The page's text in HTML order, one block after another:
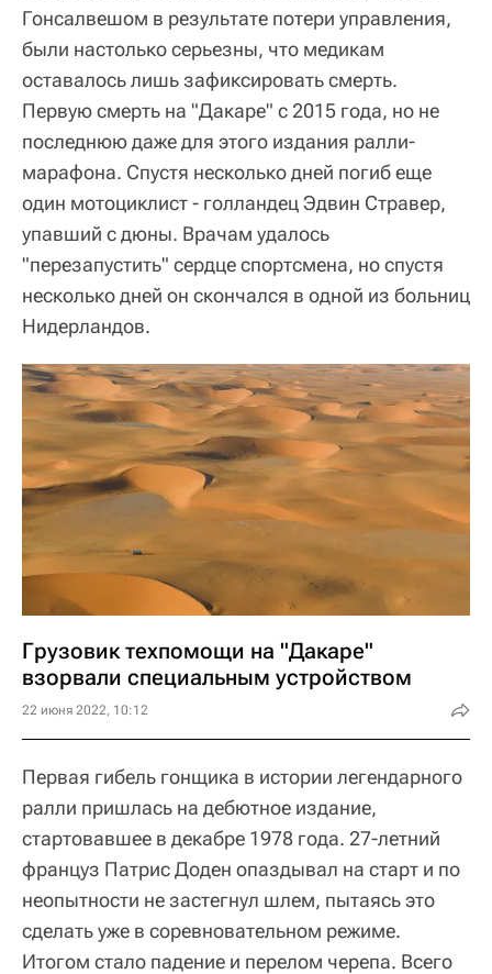
Гонсалвешом в результате потери управления,
были настолько серьезны, что медикам
оставалось лишь зафиксировать смерть.
Первую смерть на "Дакаре" с 2015 года, но не
последнюю даже для этого издания ралли-
марафона. Спустя несколько дней погиб еще
один мотоциклист - голландец Эдвин Стравер,
упавший с дюны. Врачам удалось
"перезапустить" сердце спортсмена, но спустя
несколько дней он скончался в одной из больниц
Нидерландов.
Грузовик техпомощи на "Дакаре"
взорвали специальным устройством
22 июня 2022, 10:12
Первая гибель гонщика в истории легендарного
ралли пришлась на дебютное издание,
стартовавшее в декабре 1978 года. 27-летний
француз Патрис Доден опаздывал на старт и по
неопытности не застегнул шлем, пытаясь это
сделать уже в соревновательном режиме.
Итогом стало падение и перелом черепа. Всего